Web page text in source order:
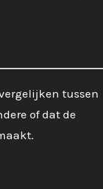
tussen
of dat de